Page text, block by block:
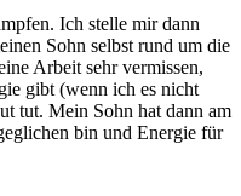
Ich stelle mir dann
Sohn selbst rund um die
Arbeit sehr vermissen,
gibt (wenn ich es nicht
tut. Mein Sohn hat dann am
bin und Energie für